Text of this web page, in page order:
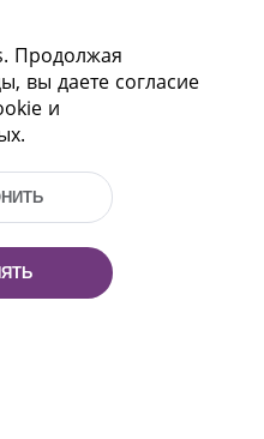
220114
Факс: (+375 17)
Продолжая
вы даете согласие
и